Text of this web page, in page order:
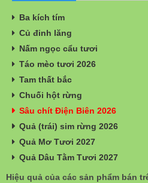
Ba kích tím
Củ đinh lăng
Nấm ngọc cẩu tươi
Táo mèo tươi 2026
Tam thất bắc
Chuối hột rừng
Sâu chít Điện Biên 2026
Quả (trái) sim rừng 2026
Quả Mơ Tươi 2027
Quả Dâu Tằm Tươi 2027
Hiệu quả của các sản phẩm bán